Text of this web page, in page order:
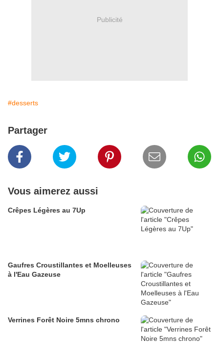
Publicité
#desserts
Partager
Vous aimerez aussi
Crêpes Légères au 7Up
Gaufres Croustillantes et Moelleuses
à l'Eau Gazeuse
Verrines Forêt Noire 5mns chrono